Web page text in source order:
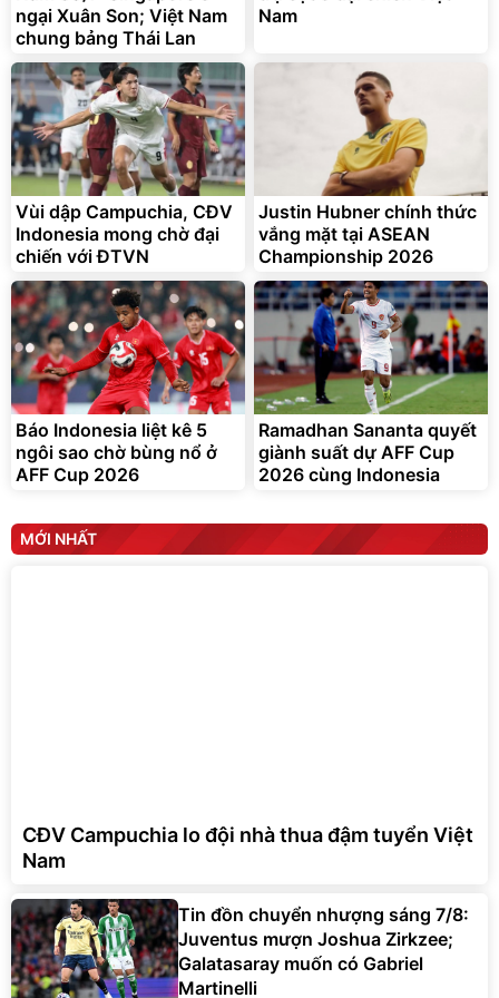
Lót ghế ôtô, nâng lưng
chống nóng giúp thoải mái
trong di chuyển
295.000đ
Đã bán nhiều
ngại Xuân Son; Việt Nam
chung bảng Thái Lan
Nam
Vùi dập Campuchia, CĐV
Indonesia mong chờ đại
chiến với ĐTVN
Justin Hubner chính thức
vắng mặt tại ASEAN
Championship 2026
Báo Indonesia liệt kê 5
ngôi sao chờ bùng nổ ở
AFF Cup 2026
Ramadhan Sananta quyết
giành suất dự AFF Cup
2026 cùng Indonesia
MỚI NHẤT
CĐV Campuchia lo đội nhà thua đậm tuyển Việt
Nam
Tin đồn chuyển nhượng sáng 7/8:
Juventus mượn Joshua Zirkzee;
Galatasaray muốn có Gabriel
Martinelli